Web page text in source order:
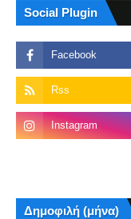
Social Plugin
Δημοφιλή (μήνα)